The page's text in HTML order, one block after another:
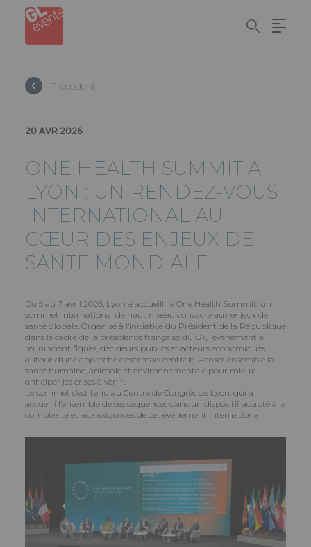
Panneau de gestion des cookies
Aller
contenu
principal
Précedent
20 AVR 2026
ONE HEALTH SUMMIT A
LYON : UN RENDEZ-VOUS
INTERNATIONAL AU
CŒUR DES ENJEUX DE
SANTE MONDIALE
Du 5 au 7 avril 2026, Lyon a accueilli le One Health Summit, un
sommet international de haut niveau consacré aux enjeux de
santé globale. Organisé à l’initiative du Président de la République
dans le cadre de la présidence française du G7, l’événement a
réuni scientifiques, décideurs publics et acteurs économiques
autour d’une approche désormais centrale. Penser ensemble la
santé humaine, animale et environnementale pour mieux
anticiper les crises à venir.
Le sommet s’est tenu au Centre de Congrès de Lyon, qui a
accueilli l’ensemble de ses séquences dans un dispositif adapté à la
complexité et aux exigences de cet événement international.